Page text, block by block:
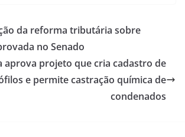
da reforma tributária sobre
no Senado
aprova projeto que cria cadastro de
e permite castração química de
condenados